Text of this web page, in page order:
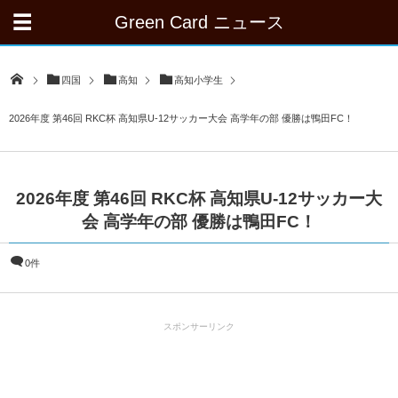
Green Card ニュース
四国 高知 高知小学生
2026年度 第46回 RKC杯 高知県U-12サッカー大会 高学年の部 優勝は鴨田FC！
2026年度 第46回 RKC杯 高知県U-12サッカー大
会 高学年の部 優勝は鴨田FC！
0件
スポンサーリンク